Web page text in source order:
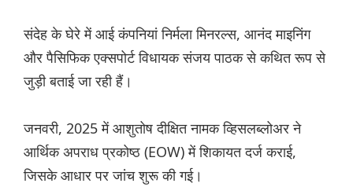
संदेह के घेरे में आई कंपनियां निर्मला मिनरल्स, आनंद माइनिंग
और पैसिफिक एक्सपोर्ट विधायक संजय पाठक से कथित रूप से
जुड़ी बताई जा रही हैं।
जनवरी, 2025 में आशुतोष दीक्षित नामक व्हिसलब्लोअर ने
आर्थिक अपराध प्रकोष्ठ (EOW) में शिकायत दर्ज कराई,
जिसके आधार पर जांच शुरू की गई।